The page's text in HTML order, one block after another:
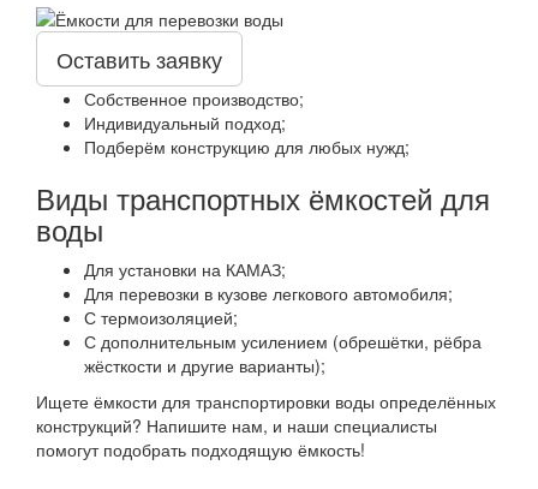
Оставить заявку
Собственное производство;
Индивидуальный подход;
Подберём конструкцию для любых нужд;
Виды транспортных ёмкостей для
воды
Для установки на КАМАЗ;
Для перевозки в кузове легкового автомобиля;
С термоизоляцией;
С дополнительным усилением (обрешётки, рёбра
жёсткости и другие варианты);
Ищете ёмкости для транспортировки воды определённых
конструкций? Напишите нам, и наши специалисты
помогут подобрать подходящую ёмкость!